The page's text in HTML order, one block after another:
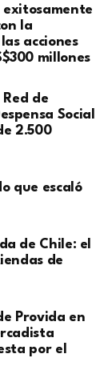
exitosamente
la
acciones
millones
de
Social
2.500
que escaló
de Chile: el
de
Provida en
por el